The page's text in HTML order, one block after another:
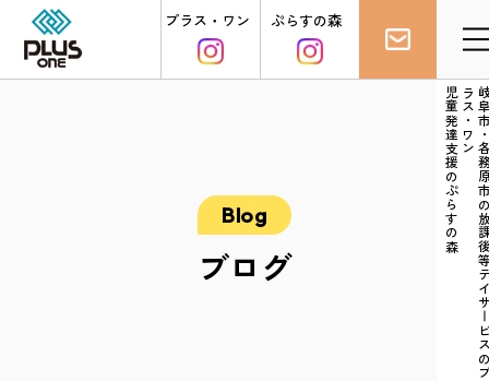
ン
児童発達支援のぷらすの森
プラス・ワン ぷらすの森
ブログ